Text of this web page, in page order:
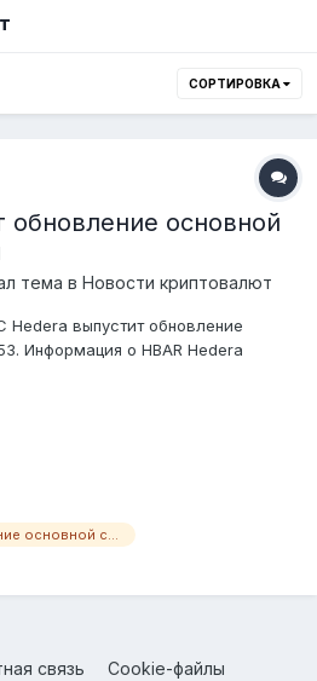
СОРТИРОВКА
обновление основной
тема в Новости криптовалют
Hedera выпустит обновление
Информация о HBAR Hedera
лицам и компаниям создавать
приложения (dApps). Нативная
связь Cookie-файлы